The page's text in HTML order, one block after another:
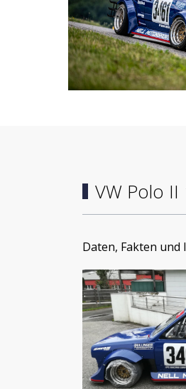
VW Polo II
Daten, Fakten